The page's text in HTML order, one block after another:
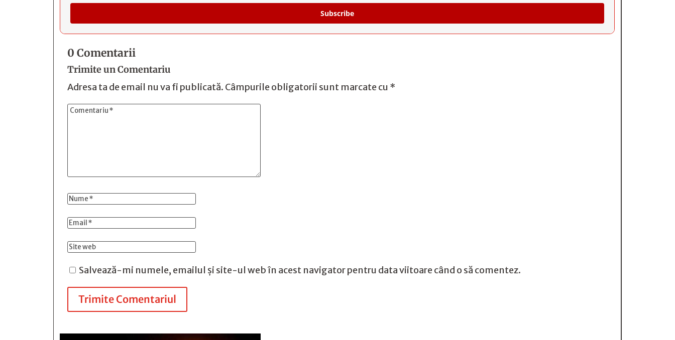
Subscribe
0 Comentarii
Trimite un Comentariu
Adresa ta de email nu va fi publicată. Câmpurile obligatorii sunt marcate cu *
Salvează-mi numele, emailul și site-ul web în acest navigator pentru data viitoare când o să comentez.
Trimite Comentariul